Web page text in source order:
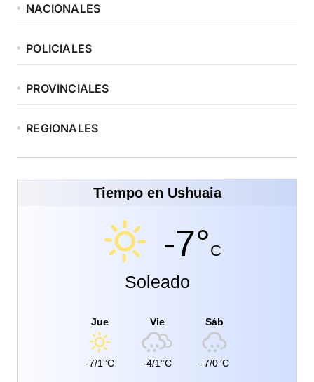
NACIONALES
POLICIALES
PROVINCIALES
REGIONALES
Tiempo en Ushuaia
-7°C
Soleado
Jue
-7/1°C
Vie
-4/1°C
Sáb
-7/0°C